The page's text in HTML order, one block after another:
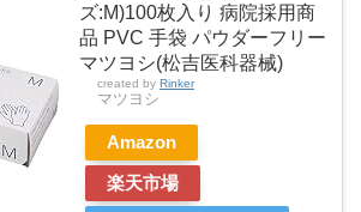
ズ:M)100枚入り 病院採用商
品 PVC 手袋 パウダーフリー
マツヨシ(松吉医科器械)
created by Rinker
マツヨシ
Amazon
楽天市場